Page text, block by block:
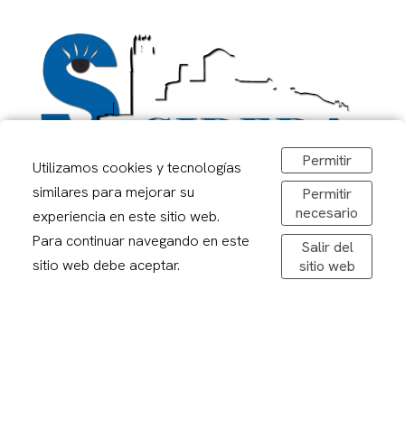
Google Maps
Carrer Alcalde Porqueres, 2, Lleida
Utilizamos cookies y tecnologías
similares para mejorar su
experiencia en este sitio web.
Para continuar navegando en este
sitio web debe aceptar.
Permitir
Permitir
necesario
Salir del
sitio web